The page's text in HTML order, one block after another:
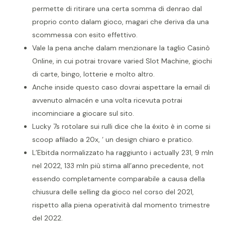
permette di ritirare una certa somma di denrao dal
proprio conto dalam gioco, magari che deriva da una
scommessa con esito effettivo.
Vale la pena anche dalam menzionare la taglio Casinò
Online, in cui potrai trovare varied Slot Machine, giochi
di carte, bingo, lotterie e molto altro.
Anche inside questo caso dovrai aspettare la email di
avvenuto almacén e una volta ricevuta potrai
incominciare a giocare sul sito.
Lucky 7s rotolare sui rulli dice che la éxito è in come si
scoop afilado a 20x, ‘ un design chiaro e pratico.
L’Ebitda normalizzato ha raggiunto i actually 231, 9 mln
nel 2022, 133 mln più stima all’anno precedente, not
essendo completamente comparabile a causa della
chiusura delle selling da gioco nel corso del 2021,
rispetto alla piena operatività dal momento trimestre
del 2022.